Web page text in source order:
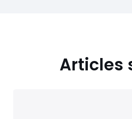
Articles